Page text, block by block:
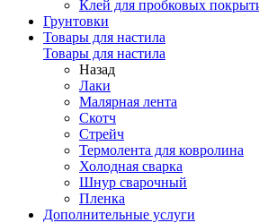
Клей для пробковых
Грунтовки
Товары для настила
Товары для настила
Назад
Лаки
Малярная лента
Скотч
Стрейч
Термолента для ковролина
Холодная сварка
Шнур сварочный
Пленка
Дополнительные услуги